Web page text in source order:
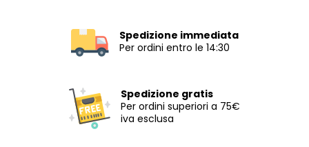
Spedizione immediata
Per ordini entro le 14:30
Spedizione gratis
Per ordini superiori a 75€
iva esclusa